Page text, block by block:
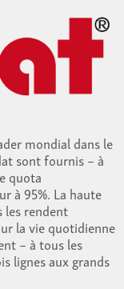
mondial dans le
sont fournis – à
quota
à 95%. La haute
les rendent
la vie quotidienne
– à tous les
lignes aux grands